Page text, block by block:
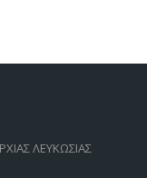
ΛΕΥΚΩΣΙΑΣ